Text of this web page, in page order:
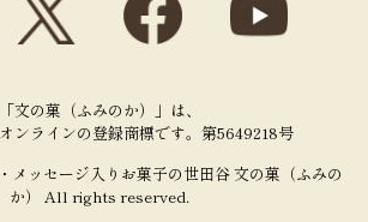
「文の菓（ふみのか）」は、
ンラインの登録商標です。第5649218号
メッセージ入りお菓子の世田谷 文の菓（ふみの
か） All rights reserved.